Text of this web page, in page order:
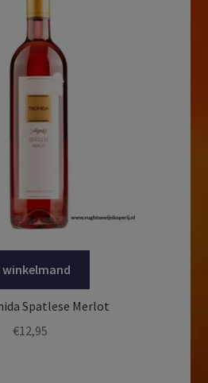
winkelmand
Spatlese Merlot
€12,95